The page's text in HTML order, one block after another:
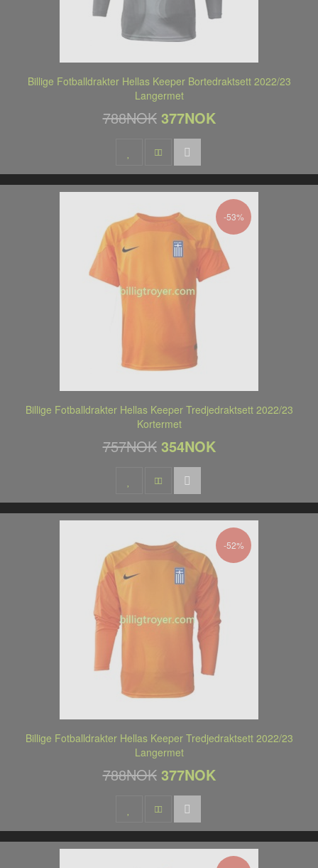
Billige Fotballdrakter Hellas Keeper Bortedraktsett 2022/23
Langermet
788NOK 377NOK
-53%
Billige Fotballdrakter Hellas Keeper Tredjedraktsett 2022/23
Kortermet
757NOK 354NOK
-52%
Billige Fotballdrakter Hellas Keeper Tredjedraktsett 2022/23
Langermet
788NOK 377NOK